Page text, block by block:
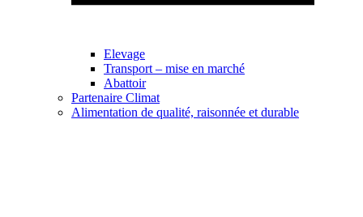
Elevage
Transport – mise en marché
Abattoir
Partenaire Climat
Alimentation de qualité, raisonnée et durable